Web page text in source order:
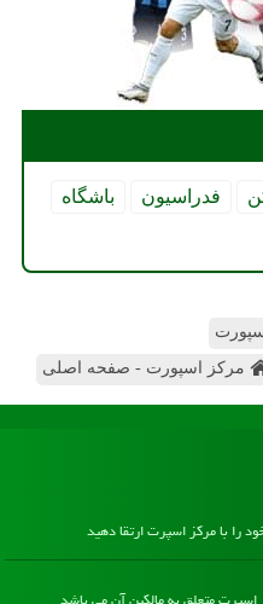
فدراسیون
باشگاه
مرکز اسپورت - صفحه اصلی
را با مرکز اسپرت ارتقا دهید